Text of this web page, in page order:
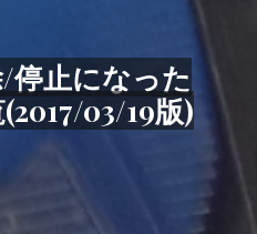
停止になった
03/19版)